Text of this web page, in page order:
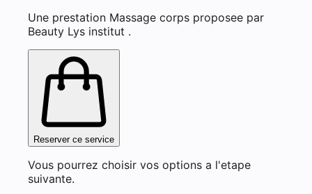
Une prestation Massage corps proposee par
Beauty Lys institut .
Reserver ce service
Vous pourrez choisir vos options a l'etape
suivante.